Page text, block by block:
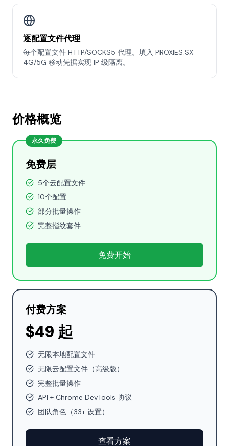
逐配置文件代理
每个配置文件 HTTP/SOCKS5 代理。填入 PROXIES.SX
4G/5G 移动凭据实现 IP 级隔离。
价格概览
永久免费
免费层
5个云配置文件
10个配置
部分批量操作
完整指纹套件
免费开始
付费方案
$49 起
无限本地配置文件
无限云配置文件（高级版）
完整批量操作
API + Chrome DevTools 协议
团队角色（33+ 设置）
查看方案